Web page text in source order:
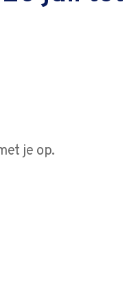
je op.